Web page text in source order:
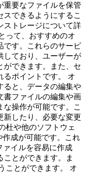
重要なファイルを保管
スできるようにするこ
ストレージについて詳
って、おすすめのオ
です。これらのサービ
しており、ユーザーが
ができます。また、セ
るポイントです。 オ
ると、データの編集や
書ファイルの編集や画
操作が可能です。こ
新したり、必要な変更
杜や他のソフトウェ
作成が可能です。これ
ァイルを容易に作成
ことができます。ま
ことができます。 オ